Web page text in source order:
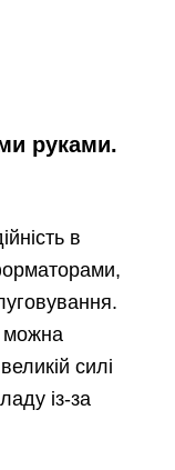
руками.
в
можна
силі
із-за